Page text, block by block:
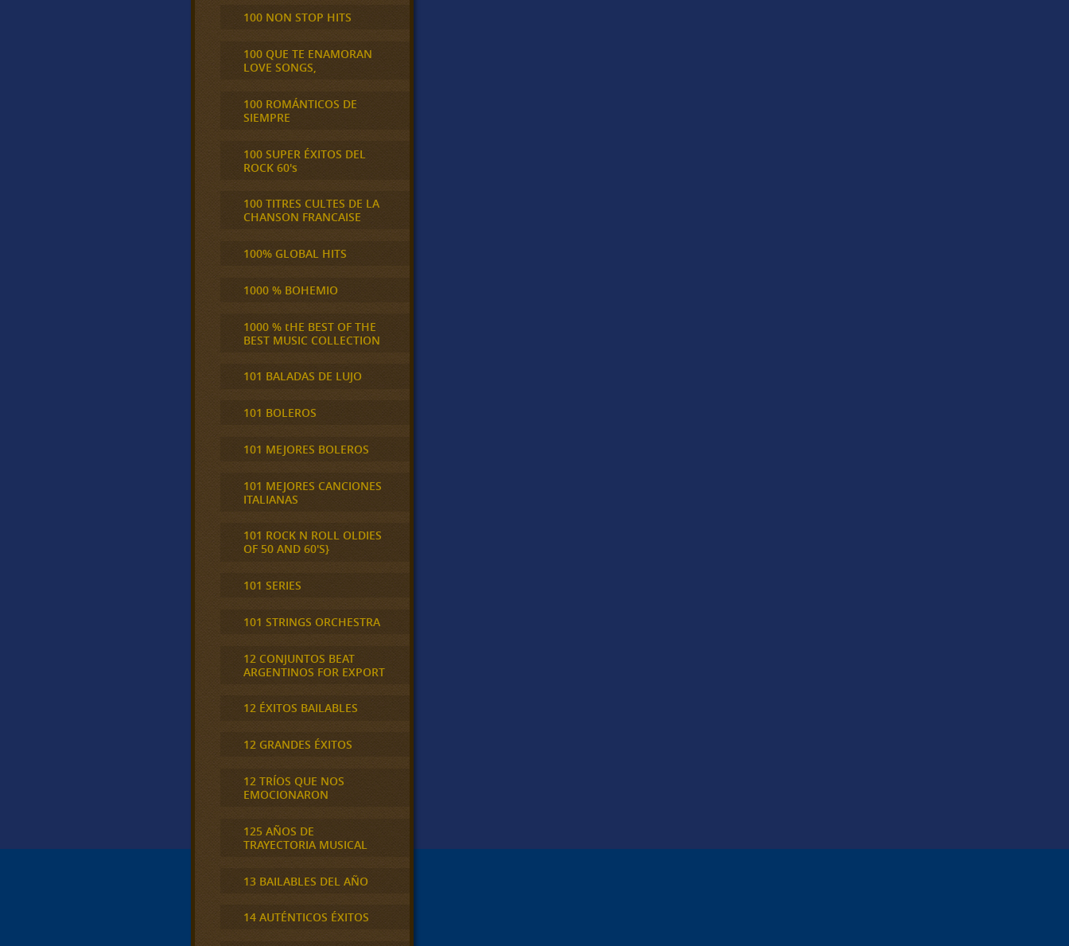
100 NON STOP HITS
100 QUE TE ENAMORAN
LOVE SONGS,
100 ROMÁNTICOS DE
SIEMPRE
100 SUPER ÉXITOS DEL
ROCK 60's
100 TITRES CULTES DE LA
CHANSON FRANCAISE
100% GLOBAL HITS
1000 % BOHEMIO
1000 % tHE BEST OF THE
BEST MUSIC COLLECTION
101 BALADAS DE LUJO
101 BOLEROS
101 MEJORES BOLEROS
101 MEJORES CANCIONES
ITALIANAS
101 ROCK N ROLL OLDIES
OF 50 AND 60'S}
101 SERIES
101 STRINGS ORCHESTRA
12 CONJUNTOS BEAT
ARGENTINOS FOR EXPORT
12 ÉXITOS BAILABLES
12 GRANDES ÉXITOS
12 TRÍOS QUE NOS
EMOCIONARON
125 AÑOS DE
TRAYECTORIA MUSICAL
13 BAILABLES DEL AÑO
14 AUTÉNTICOS ÉXITOS